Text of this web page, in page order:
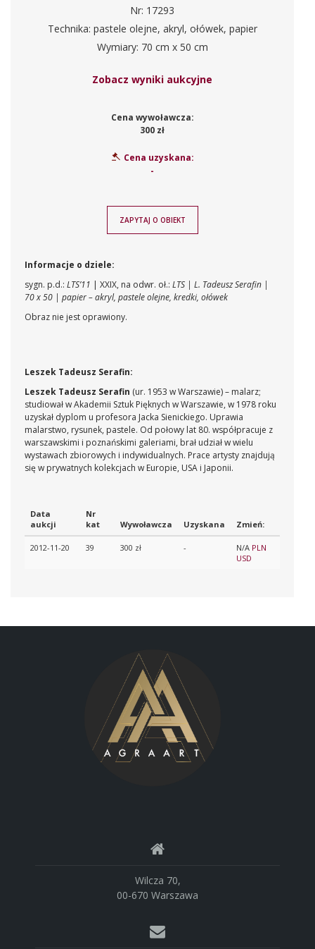
Nr: 17293
Technika: pastele olejne, akryl, ołówek, papier
Wymiary: 70 cm x 50 cm
Zobacz wyniki aukcyjne
Cena wywoławcza:
300 zł
Cena uzyskana:
-
ZAPYTAJ O OBIEKT
Informacje o dziele:
sygn. p.d.: LTS’11 | XXIX, na odwr. oł.: LTS | L. Tadeusz Serafin |
70 x 50 | papier – akryl, pastele olejne, kredki, ołówek
Obraz nie jest oprawiony.
Leszek Tadeusz Serafin:
Leszek Tadeusz Serafin (ur. 1953 w Warszawie) – malarz;
studiował w Akademii Sztuk Pięknych w Warszawie, w 1978 roku
uzyskał dyplom u profesora Jacka Sienickiego. Uprawia
malarstwo, rysunek, pastele. Od połowy lat 80. współpracuje z
warszawskimi i poznańskimi galeriami, brał udział w wielu
wystawach zbiorowych i indywidualnych. Prace artysty znajdują
się w prywatnych kolekcjach w Europie, USA i Japonii.
Data
aukcji
Nr
kat
Wywoławcza Uzyskana Zmień:
2012-11-20 39 300 zł - N/A PLN
USD
Wilcza 70,
00-670 Warszawa